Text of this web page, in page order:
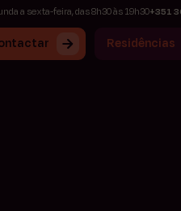
a sexta-feira, das 8h30 às 19h30+351
Residências